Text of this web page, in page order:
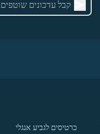
כרטיסים לגביע אנגלי